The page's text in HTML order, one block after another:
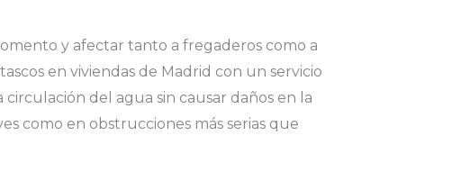
y afectar tanto a fregaderos como a
en viviendas de Madrid con un servicio
del agua sin causar daños en la
como en obstrucciones más serias que